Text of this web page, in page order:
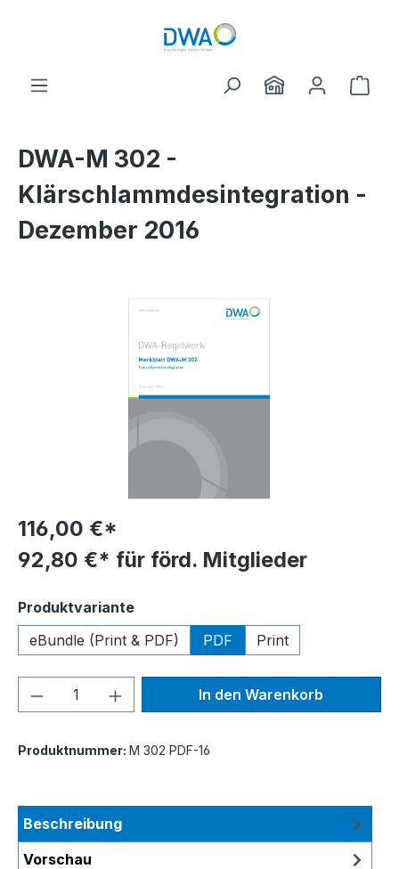
DWA-M 302 -
Klärschlammdesintegration -
Dezember 2016
Bildergalerie überspringen
116,00 €*
92,80 €* für förd. Mitglieder
Produktvarianteauswählen
eBundle (Print & PDF)
PDF Print
Produkt Anzahl: Gib denIn den Warenkorb
Produktnummer: M 302 PDF-16
Beschreibung
Vorschau